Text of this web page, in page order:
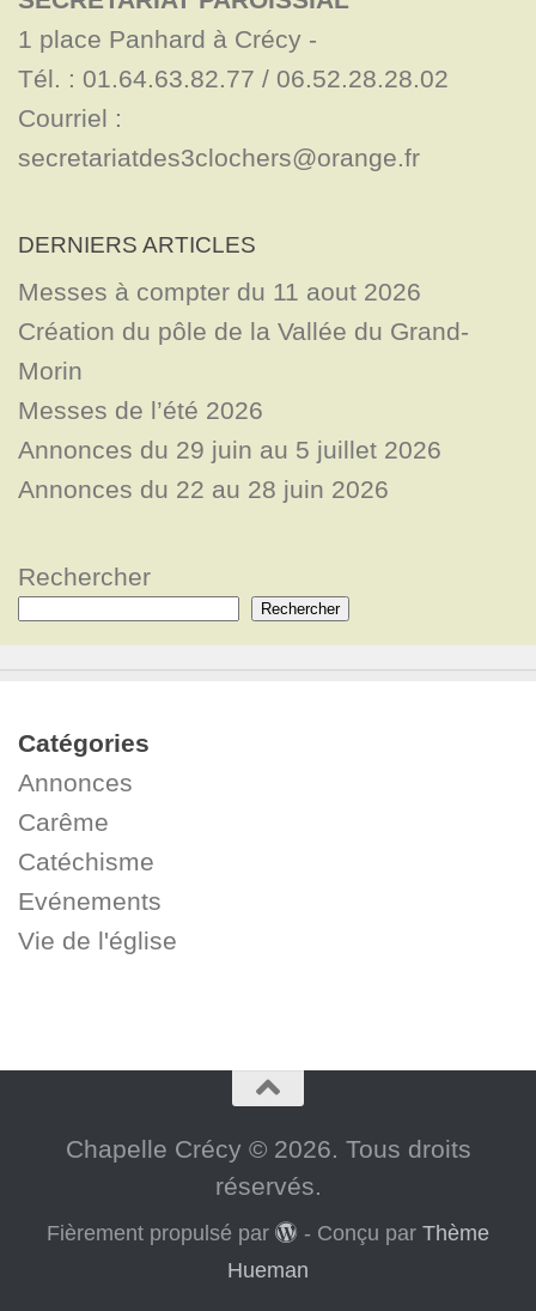
1 place Panhard à Crécy -
Tél. : 01.64.63.82.77 / 06.52.28.28.02
Courriel :
secretariatdes3clochers@orange.fr
DERNIERS ARTICLES
Messes à compter du 11 aout 2026
Création du pôle de la Vallée du Grand-
Morin
Messes de l’été 2026
Annonces du 29 juin au 5 juillet 2026
Annonces du 22 au 28 juin 2026
Rechercher
Rechercher
Catégories
Annonces
Carême
Catéchisme
Evénements
Vie de l'église
Chapelle Crécy © 2026. Tous droits
réservés.
Fièrement propulsé par - Conçu par Thème
Hueman